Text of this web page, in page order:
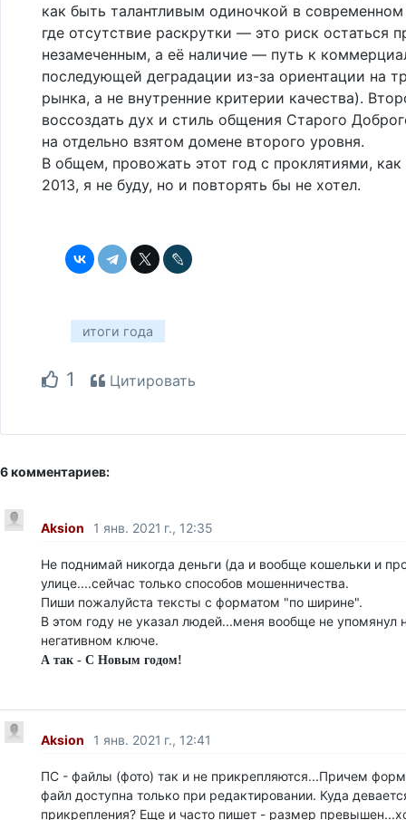
как быть талантливым одиночкой в
где отсутствие раскрутки — это риск остаться
незамеченным, а её наличие — путь к
последующей деградации из-за ориентации на
рынка, а не внутренние критерии качества).
воссоздать дух и стиль общения Старого
на отдельно взятом домене второго уровня.
В общем, провожать этот год с проклятиями, как
2013, я не буду, но и повторять бы не хотел.
итоги года
1 Цитировать
6 комментариев:
Aksion 1 янв. 2021 г., 12:35
Не поднимай никогда деньги (да и вообще кошельки и
улице....сейчас только способов мошенничества.
Пиши пожалуйста тексты с форматом "по ширине".
В этом году не указал людей...меня вообще не упомянул
негативном ключе.
А так - С Новым годом!
Aksion 1 янв. 2021 г., 12:41
ПС - файлы (фото) так и не прикрепляются...Причем
файл доступна только при редактировании. Куда
прикрепления? Еще и часто пишет - размер